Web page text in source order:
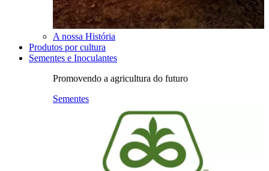
A nossa História
Produtos por cultura
Sementes e Inoculantes
Promovendo a agricultura do futuro
Sementes